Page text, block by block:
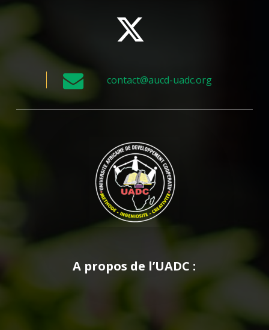
contact@aucd-uadc.org
A propos de l’UADC :